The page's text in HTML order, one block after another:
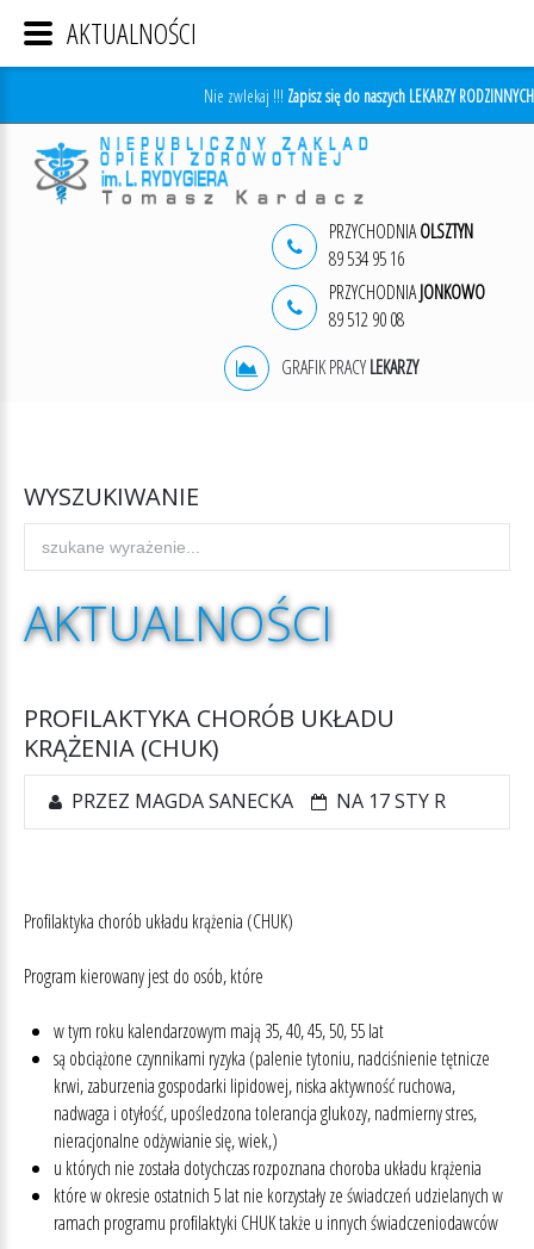
Nie zwlekaj !!! Zapisz się do naszych LEKARZY RODZINNYCH
PRZYCHODNIAOLSZTYN
89 534 95 16
PRZYCHODNIAJONKOWO
89 512 90 08
GRAFIK PRACYLEKARZY
WYSZUKIWANIE
AKTUALNOŚCI
PROFILAKTYKA CHORÓB UKŁADU
KRĄŻENIA (CHUK)
PRZEZ MAGDA SANECKA NA 17 STY R
Profilaktyka chorób układu krążenia (CHUK)
Program kierowany jest do osób, które
w tym roku kalendarzowym mają 35, 40, 45, 50, 55 lat
są obciążone czynnikami ryzyka (palenie tytoniu, nadciśnienie tętnicze
krwi, zaburzenia gospodarki lipidowej, niska aktywność ruchowa,
nadwaga i otyłość, upośledzona tolerancja glukozy, nadmierny stres,
nieracjonalne odżywianie się, wiek,)
u których nie została dotychczas rozpoznana choroba układu krążenia
które w okresie ostatnich 5 lat nie korzystały ze świadczeń udzielanych w
ramach programu profilaktyki CHUK także u innych świadczeniodawców
AKTUALNOŚCI